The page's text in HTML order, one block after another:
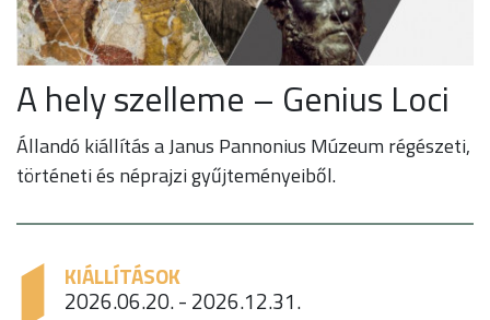
A hely szelleme – Genius Loci
Állandó kiállítás a Janus Pannonius Múzeum régészeti,
történeti és néprajzi gyűjteményeiből.
KIÁLLÍTÁSOK
2026.06.20. - 2026.12.31.